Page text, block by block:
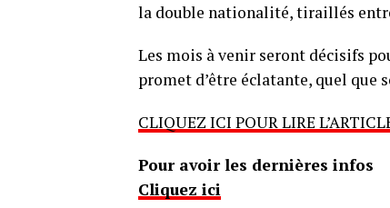
la double nationalité, tiraillés
Les mois à venir seront décisifs
promet d’être éclatante, quel que
CLIQUEZ ICI POUR LIRE
Pour avoir les dernières infos
Cliquez ici